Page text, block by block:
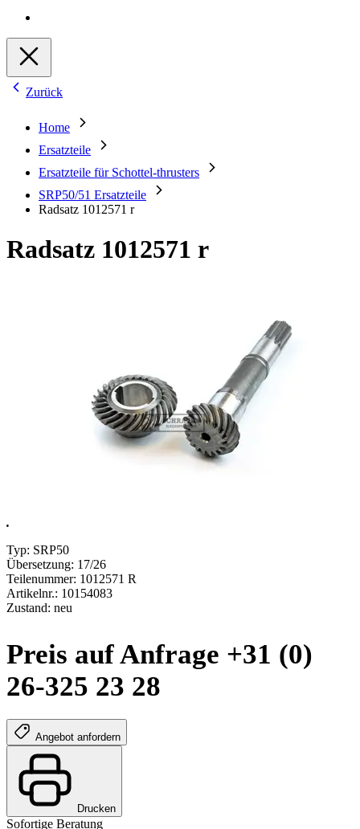
Zurück
Home
Ersatzteile
Ersatzteile für Schottel-thrusters
SRP50/51 Ersatzteile
Radsatz 1012571 r
Radsatz 1012571 r
.
Typ: SRP50
Übersetzung: 17/26
Teilenummer: 1012571 R
Artikelnr.: 10154083
Zustand: neu
Preis auf Anfrage +31 (0)
26-325 23 28
Angebot anfordern
Drucken
Sofortige Beratung